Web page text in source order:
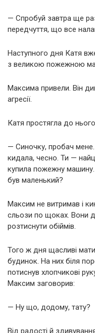
— Спробуй завтра ще
передчуття, що все
Наступного дня Катя
з великою пожежною
Максима привели. Він
агресії.
Катя простягла до
— Синочку, пробач
кидала, чесно. Ти —
купила пожежну машину.
був маленький?
Максим не витримав і
сльози по щоках. Вони
розтиснути обіймів.
Того ж дня щасливі
будинок. На них біля
потиснув хлопчикові
Максим заговорив:
— Ну що, додому, тату?
Від радості й